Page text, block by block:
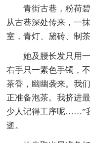
青街古巷，粉荷
从古巷深处传来，一
室，青灯、黛砖、制
她及腰长发只用
右手只一素色手镯，
茶香，幽幽袭来。我
正准备泡茶。我挤进
少人记得工序呢……”
逝。